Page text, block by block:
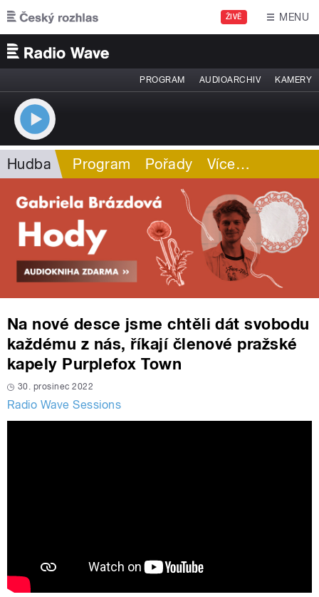
Přejít k hlavnímu obsahu
ŽIVĚ MENU
PROGRAM AUDIOARCHIV KAMERY
Hudba Program Pořady Více…
Na nové desce jsme chtěli dát svobodu
každému z nás, říkají členové pražské
kapely Purplefox Town
30. prosinec 2022
Radio Wave Sessions